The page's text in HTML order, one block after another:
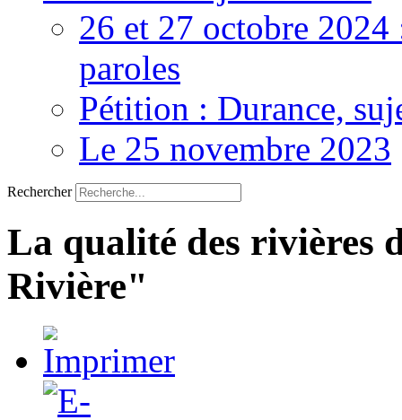
26 et 27 octobre 2024
paroles
Pétition : Durance,
Le 25 novembre 2023
Rechercher
La qualité des rivières
Rivière"